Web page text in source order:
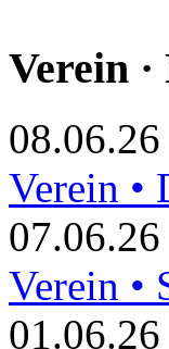
Verein ·
08.06.26
Verein •
07.06.26
Verein •
01.06.26